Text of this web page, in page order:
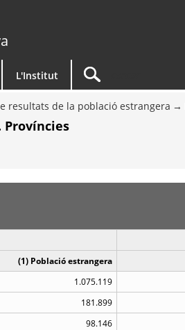
L'Institut
resultats de la població estrangera
Províncies
(1) Població estrangera
1.075.119
181.899
98.146